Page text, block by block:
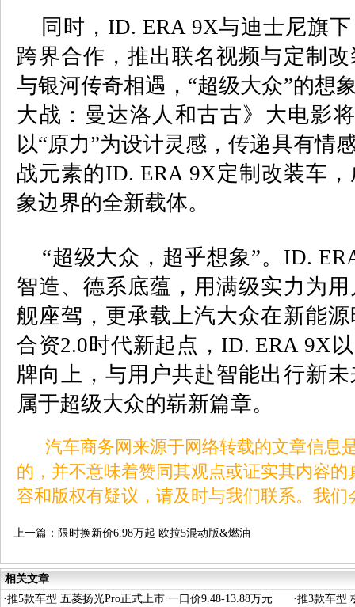
同时， ID. ERA 9X与迪士尼旗
跨界合作，推出联名视频与定制
与银河传奇相遇，“超级大众”的想
大战：曼达洛人和古古》大电影
以“原力”为设计灵感，传递具有情
战元素的ID. ERA 9X定制改装车
象边界的全新载体。
“超级大众，超乎想象”。 ID.
智造、德系底蕴，用满级实力为
舰座驾，更承载上汽大众在新能
合资2.0时代新起点， ID. ERA 9X
牌向上，与用户共赴智能出行新
属于超级大众的崭新篇章。
汽车商务网来源于网络转载的文章信息
的，并不意味着赞同其观点或证实其内容
容和版权有疑议，请及时与我们联系。我
上一篇： 限时换新价6.98万起 欧拉5混动版&燃油
相关文章
·推5款车型 五菱扬光Pro正式上市 一口价9.48-13.88万元 ·推3款车型